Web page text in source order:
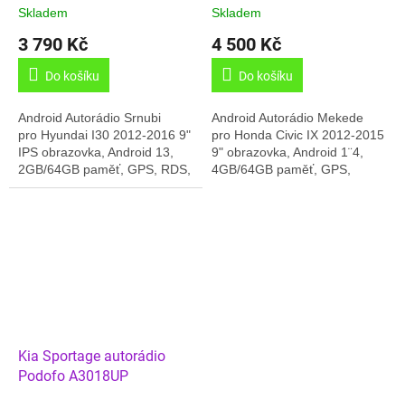
Skladem
3 790 Kč
Do košíku
Android Autorádio Srnubi
pro Hyundai I30 2012-2016 9"
IPS obrazovka, Android 13,
2GB/64GB paměť, GPS, RDS,
Carplay, USB, Český jazyk,
Skladem
4 500 Kč
Do košíku
Android Autorádio Mekede
pro Honda Civic IX 2012-2015
9" obrazovka, Android 1¨4,
4GB/64GB paměť, GPS,
Kia Sportage autorádio
Podofo A3018UP